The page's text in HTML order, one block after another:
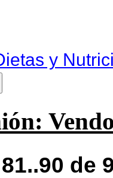
y
81..90 de